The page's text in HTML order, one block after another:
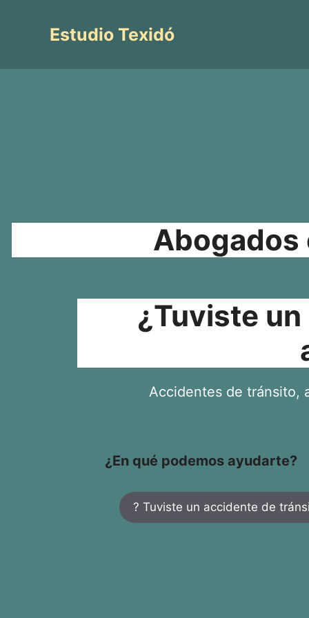
contenidoEstudio Texidó
Abogados
¿Tuviste
Accidentes de tránsito,
¿En qué podemos ayudarte?
? Tuviste un accidente de